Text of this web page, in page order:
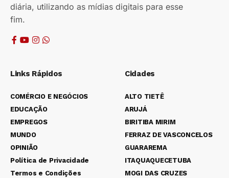
diária, utilizando as mídias digitais para esse
fim.
Links Rápidos
COMÉRCIO E NEGÓCIOS
EDUCAÇÃO
EMPREGOS
MUNDO
OPINIÃO
Política de Privacidade
Termos e Condições
Cidades
ALTO TIETÊ
ARUJÁ
BIRITIBA MIRIM
FERRAZ DE VASCONCELOS
GUARAREMA
ITAQUAQUECETUBA
MOGI DAS CRUZES